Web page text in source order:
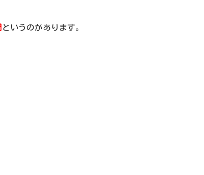
というのがあります。